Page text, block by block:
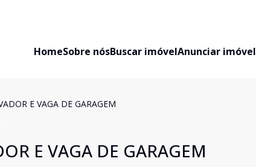
HomeSobre nósBuscar imóvelAnunciar imóvel
E VAGA DE GARAGEM
E VAGA DE GARAGEM